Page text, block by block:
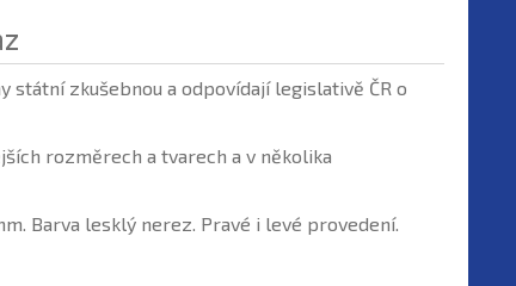
zkušebnou a odpovídají legislativě ČR o
rozměrech a tvarech a v několika
Barva lesklý nerez. Pravé i levé provedení.